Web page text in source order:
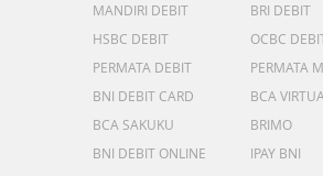
MANDIRI DEBIT BRI DEBIT
HSBC DEBIT
OCBC
PERMATA DEBIT
PERMATA
BNI DEBIT CARD
BCA
BCA SAKUKU
BRIMO
BNI DEBIT ONLINE
IPAY BNI